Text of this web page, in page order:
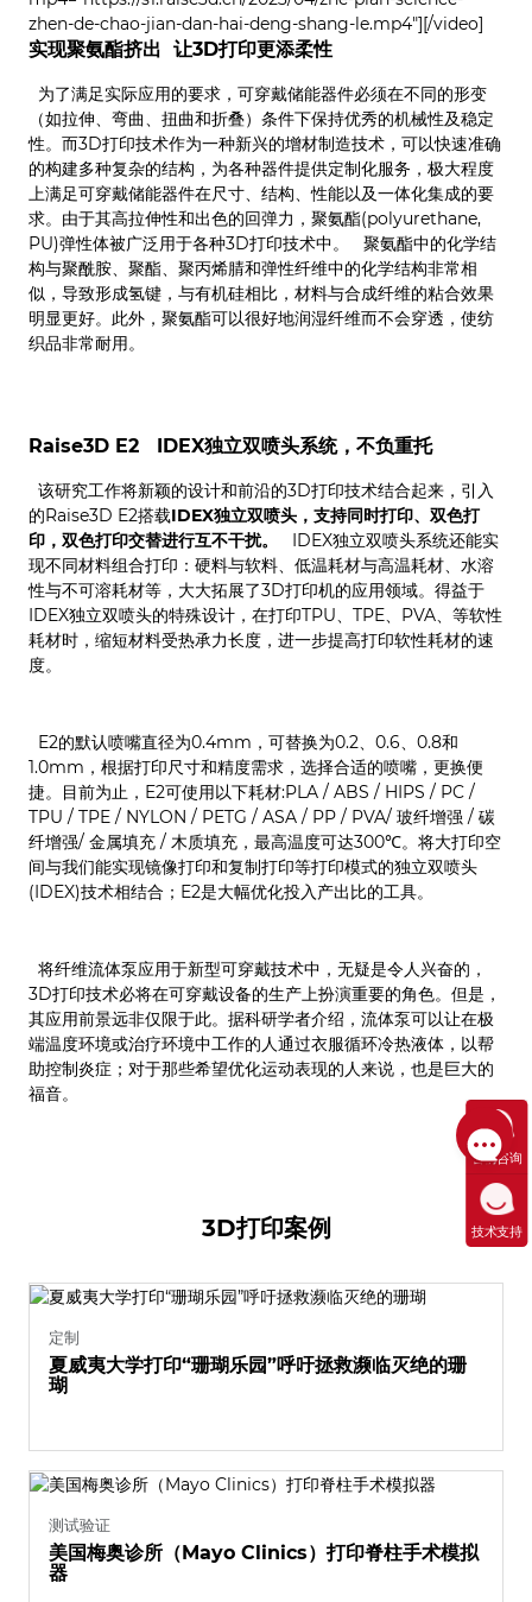
zhen-de-chao-jian-dan-hai-deng-shang-le.mp4"][/video]
实现聚氨酯挤出 让3D打印更添柔性
为了满足实际应用的要求，可穿戴储能器件必须在不同的形变
（如拉伸、弯曲、扭曲和折叠）条件下保持优秀的机械性及稳定
性。而3D打印技术作为一种新兴的增材制造技术，可以快速准确
的构建多种复杂的结构，为各种器件提供定制化服务，极大程度
上满足可穿戴储能器件在尺寸、结构、性能以及一体化集成的要
求。由于其高拉伸性和出色的回弹力，聚氨酯(polyurethane,
PU)弹性体被广泛用于各种3D打印技术中。 聚氨酯中的化学结
构与聚酰胺、聚酯、聚丙烯腈和弹性纤维中的化学结构非常相
似，导致形成氢键，与有机硅相比，材料与合成纤维的粘合效果
明显更好。此外，聚氨酯可以很好地润湿纤维而不会穿透，使纺
织品非常耐用。
Raise3D E2 IDEX独立双喷头系统，不负重托
该研究工作将新颖的设计和前沿的3D打印技术结合起来，引入
的Raise3D E2搭载IDEX独立双喷头，支持同时打印、双色打
印，双色打印交替进行互不干扰。
IDEX独立双喷头系统还能实
现不同材料组合打印：硬料与软料、低温耗材与高温耗材、水溶
性与不可溶耗材等，大大拓展了3D打印机的应用领域。得益于
IDEX独立双喷头的特殊设计，在打印TPU、TPE、PVA、等软性
耗材时，缩短材料受热承力长度，进一步提高打印软性耗材的速
度。
E2的默认喷嘴直径为0.4mm，可替换为0.2、0.6、0.8和
1.0mm，根据打印尺寸和精度需求，选择合适的喷嘴，更换便
捷。目前为止，E2可使用以下耗材:PLA / ABS / HIPS / PC /
TPU / TPE / NYLON / PETG / ASA / PP / PVA/ 玻纤增强 / 碳
纤增强/ 金属填充 / 木质填充，最高温度可达300℃。将大打印空
间与我们能实现镜像打印和复制打印等打印模式的独立双喷头
(IDEX)技术相结合；E2是大幅优化投入产出比的工具。
将纤维流体泵应用于新型可穿戴技术中，无疑是令人兴奋的，
3D打印技术必将在可穿戴设备的生产上扮演重要的角色。但是，
其应用前景远非仅限于此。据科研学者介绍，流体泵可以让在极
端温度环境或治疗环境中工作的人通过衣服循环冷热液体，以帮
助控制炎症；对于那些希望优化运动表现的人来说，也是巨大的
福音。
3D打印案例
定制
夏威夷大学打印“珊瑚乐园”呼吁拯救濒临灭绝的珊
瑚
测试验证
美国梅奥诊所（Mayo Clinics）打印脊柱手术模拟
器
售前咨询
技术支持